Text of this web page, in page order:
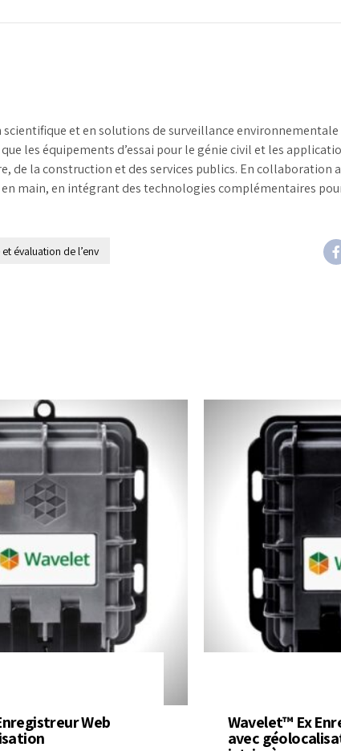
et en solutions de surveillance environnementale
les équipements d’essai pour le génie civil et les
la construction et des services publics. En collaboration
main, en intégrant des technologies complémentaires
évaluation de l’env
Web Wavelet™ Ex
avec